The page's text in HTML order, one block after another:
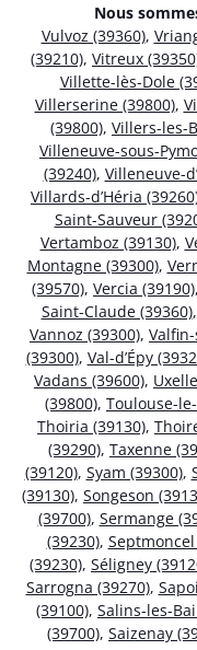
Nous
Vulvoz (39360),
(39210), Vitreux
Villette-lès-Dole
Villerserine (39800),
(39800), Villers-les-
Villeneuve-sous-
(39240), Villeneuve-
Villards-d’Héria
Saint-Sauveur
Vertamboz (39130),
Montagne (39300),
(39570), Vercia (39190),
Saint-Claude (39360),
Vannoz (39300),
(39300), Val-d’Épy
Vadans (39600),
(39800), Toulouse-
Thoiria (39130),
(39290), Taxenne
(39120), Syam (39300),
(39130), Songeson
(39700), Sermange
(39230), Septmoncel
(39230), Séligney
Sarrogna (39270),
(39100), Salins-les-
(39700), Saizenay